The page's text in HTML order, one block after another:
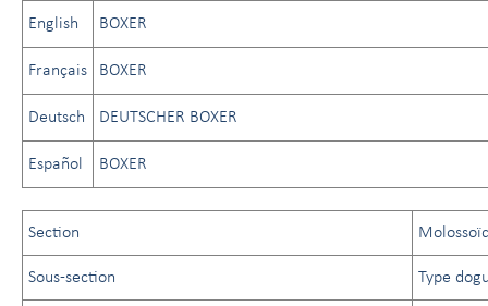
English BOXER
Français BOXER
Deutsch DEUTSCHER BOXER
Español BOXER
Section
Sous-section Type